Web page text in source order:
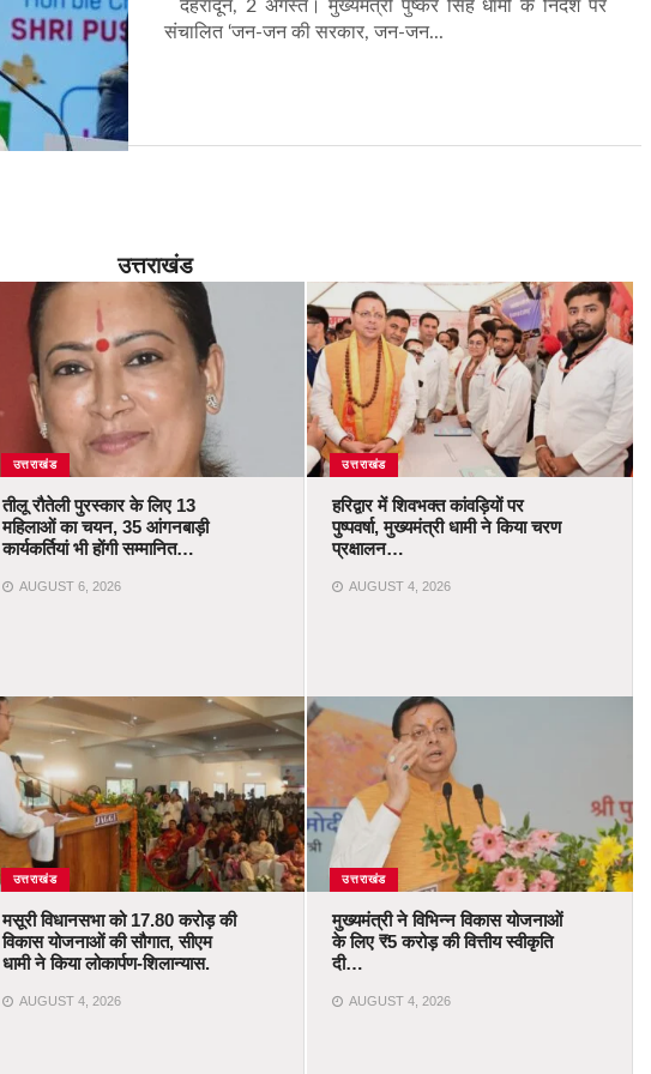
देहरादून, 2 अगस्त। मुख्यमंत्री पुष्कर सिंह धामी के निर्देश पर
संचालित ‘जन-जन की सरकार, जन-जन...
उत्तराखंड
उत्तराखंड
तीलू रौतेली पुरस्कार के लिए 13
महिलाओं का चयन, 35 आंगनबाड़ी
कार्यकर्तियां भी होंगी सम्मानित…
AUGUST 6, 2026
उत्तराखंड
मसूरी विधानसभा को 17.80 करोड़ की
विकास योजनाओं की सौगात, सीएम
धामी ने किया लोकार्पण-शिलान्यास.
AUGUST 4, 2026
उत्तराखंड
हरिद्वार में शिवभक्त कांवड़ियों पर
पुष्पवर्षा, मुख्यमंत्री धामी ने किया चरण
प्रक्षालन…
AUGUST 4, 2026
उत्तराखंड
मुख्यमंत्री ने विभिन्न विकास योजनाओं
के लिए ₹5 करोड़ की वित्तीय स्वीकृति
दी…
AUGUST 4, 2026